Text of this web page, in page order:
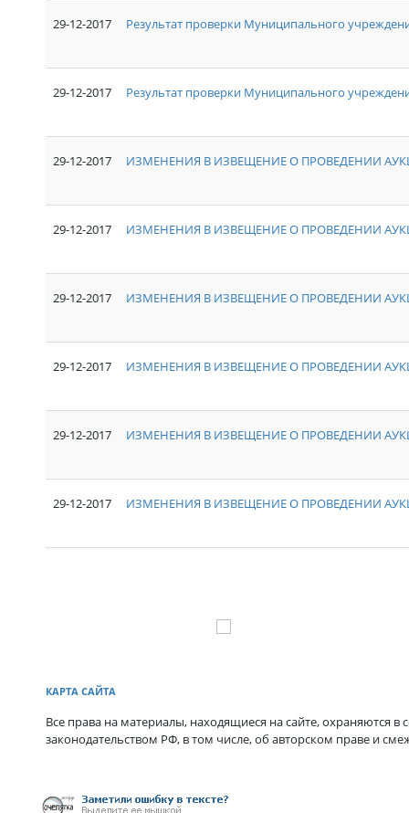
29-12-2017 Результат проверки Муниципального
29-12-2017 Результат проверки Муниципального
29-12-2017 ИЗМЕНЕНИЯ В ИЗВЕЩЕНИЕ О ПРОВЕДЕНИИ
29-12-2017 ИЗМЕНЕНИЯ В ИЗВЕЩЕНИЕ О ПРОВЕДЕНИИ
29-12-2017 ИЗМЕНЕНИЯ В ИЗВЕЩЕНИЕ О ПРОВЕДЕНИИ
29-12-2017 ИЗМЕНЕНИЯ В ИЗВЕЩЕНИЕ О ПРОВЕДЕНИИ
29-12-2017 ИЗМЕНЕНИЯ В ИЗВЕЩЕНИЕ О ПРОВЕДЕНИИ
29-12-2017 ИЗМЕНЕНИЯ В ИЗВЕЩЕНИЕ О ПРОВЕДЕНИИ
КАРТА САЙТА
Все права на материалы, находящиеся на сайте, охраняются в
законодательством РФ, в том числе, об авторском праве и